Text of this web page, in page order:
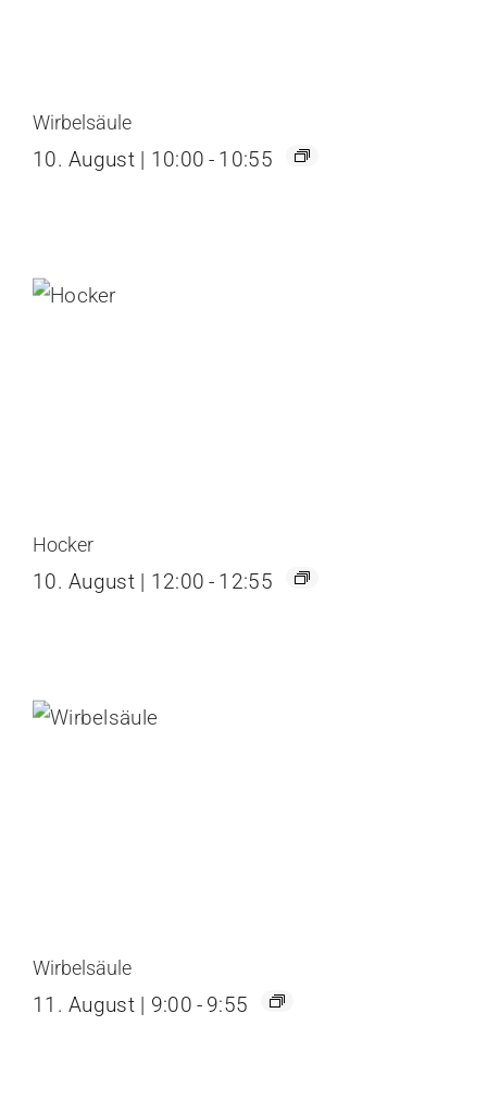
Wirbelsäule
10. August | 10:00 - 10:55
Hocker
10. August | 12:00 - 12:55
Wirbelsäule
11. August | 9:00 - 9:55